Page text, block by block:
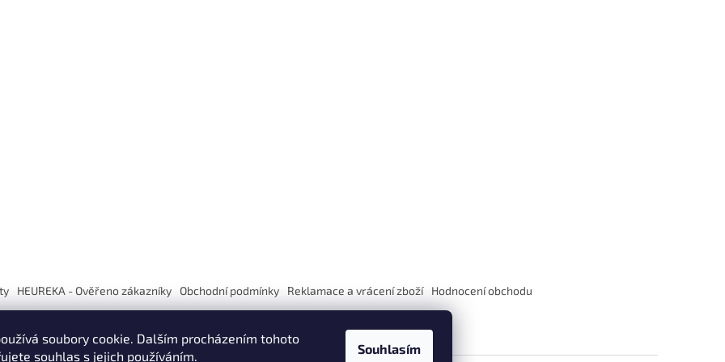
soubory cookie. Dalším procházením tohoto
souhlas s jejich používáním.
Souhlasím
HEUREKA - Ověřeno zákazníky Obchodní podmínky Reklamace a vrácení zboží Hodnocení obchodu